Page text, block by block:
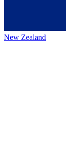
New Zealand